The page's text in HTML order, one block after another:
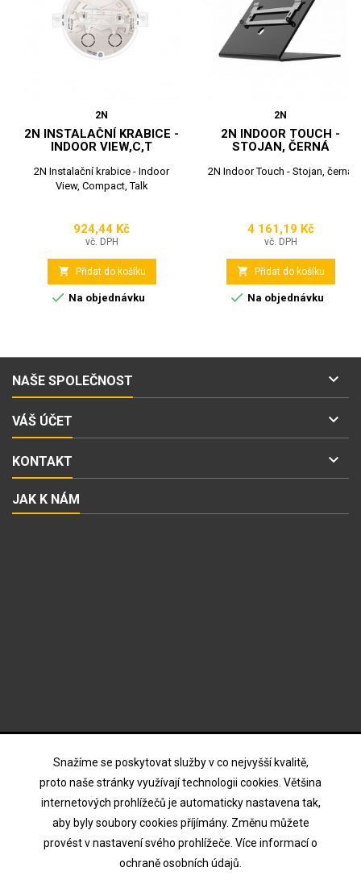
Snažíme se poskytovat služby v co nejvyšší kvalitě,
proto naše stránky využívají technologii cookies. Většina
internetových prohlížečů je automaticky nastavena tak,
aby byly soubory cookies příjímány. Změnu můžete
provést v nastavení svého prohlížeče. Více informací o
ochraně osobních údajů.
2N
2N INSTALAČNÍ KRABICE -
INDOOR VIEW,C,T
2N Instalační krabice - Indoor
View, Compact, Talk
Cena
924,44 Kč
vč. DPH
 Přidat do košíku
 Na objednávku
2N
2N INDOOR TOUCH -
STOJAN, ČERNÁ
2N Indoor Touch - Stojan, černá
Cena
4 161,19 Kč
vč. DPH
 Přidat do košíku
 Na objednávku
NAŠE SPOLEČNOST 
VÁŠ ÚČET 
KONTAKT 
JAK K NÁM
Souhlasím s podmínkami a zásadami ochrany osobních
údajů